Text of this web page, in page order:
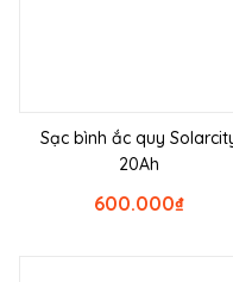
Sạc bình ắc quy
20Ah
₫
600.000